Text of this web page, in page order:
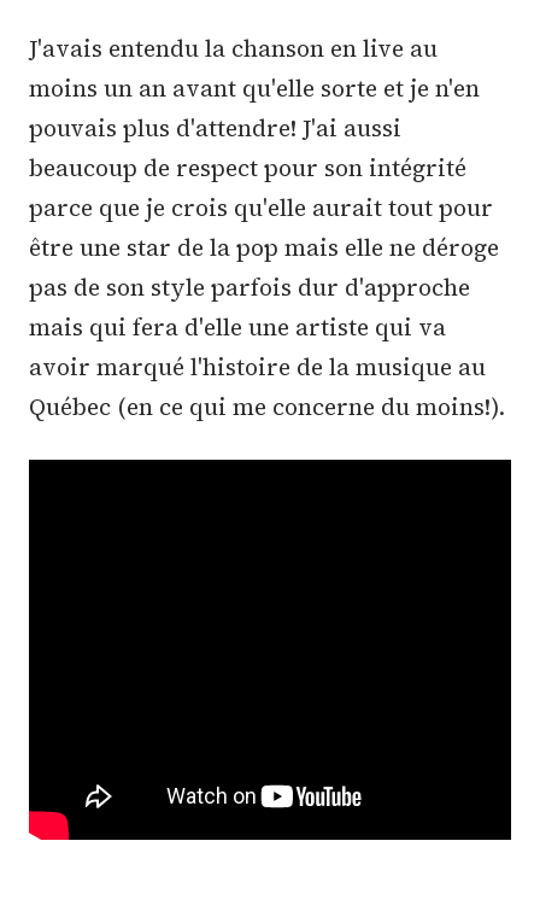
J'avais entendu la chanson en live au
moins un an avant qu'elle sorte et je n'en
pouvais plus d'attendre! J'ai aussi
beaucoup de respect pour son intégrité
parce que je crois qu'elle aurait tout pour
être une star de la pop mais elle ne déroge
pas de son style parfois dur d'approche
mais qui fera d'elle une artiste qui va
avoir marqué l'histoire de la musique au
Québec (en ce qui me concerne du moins!).